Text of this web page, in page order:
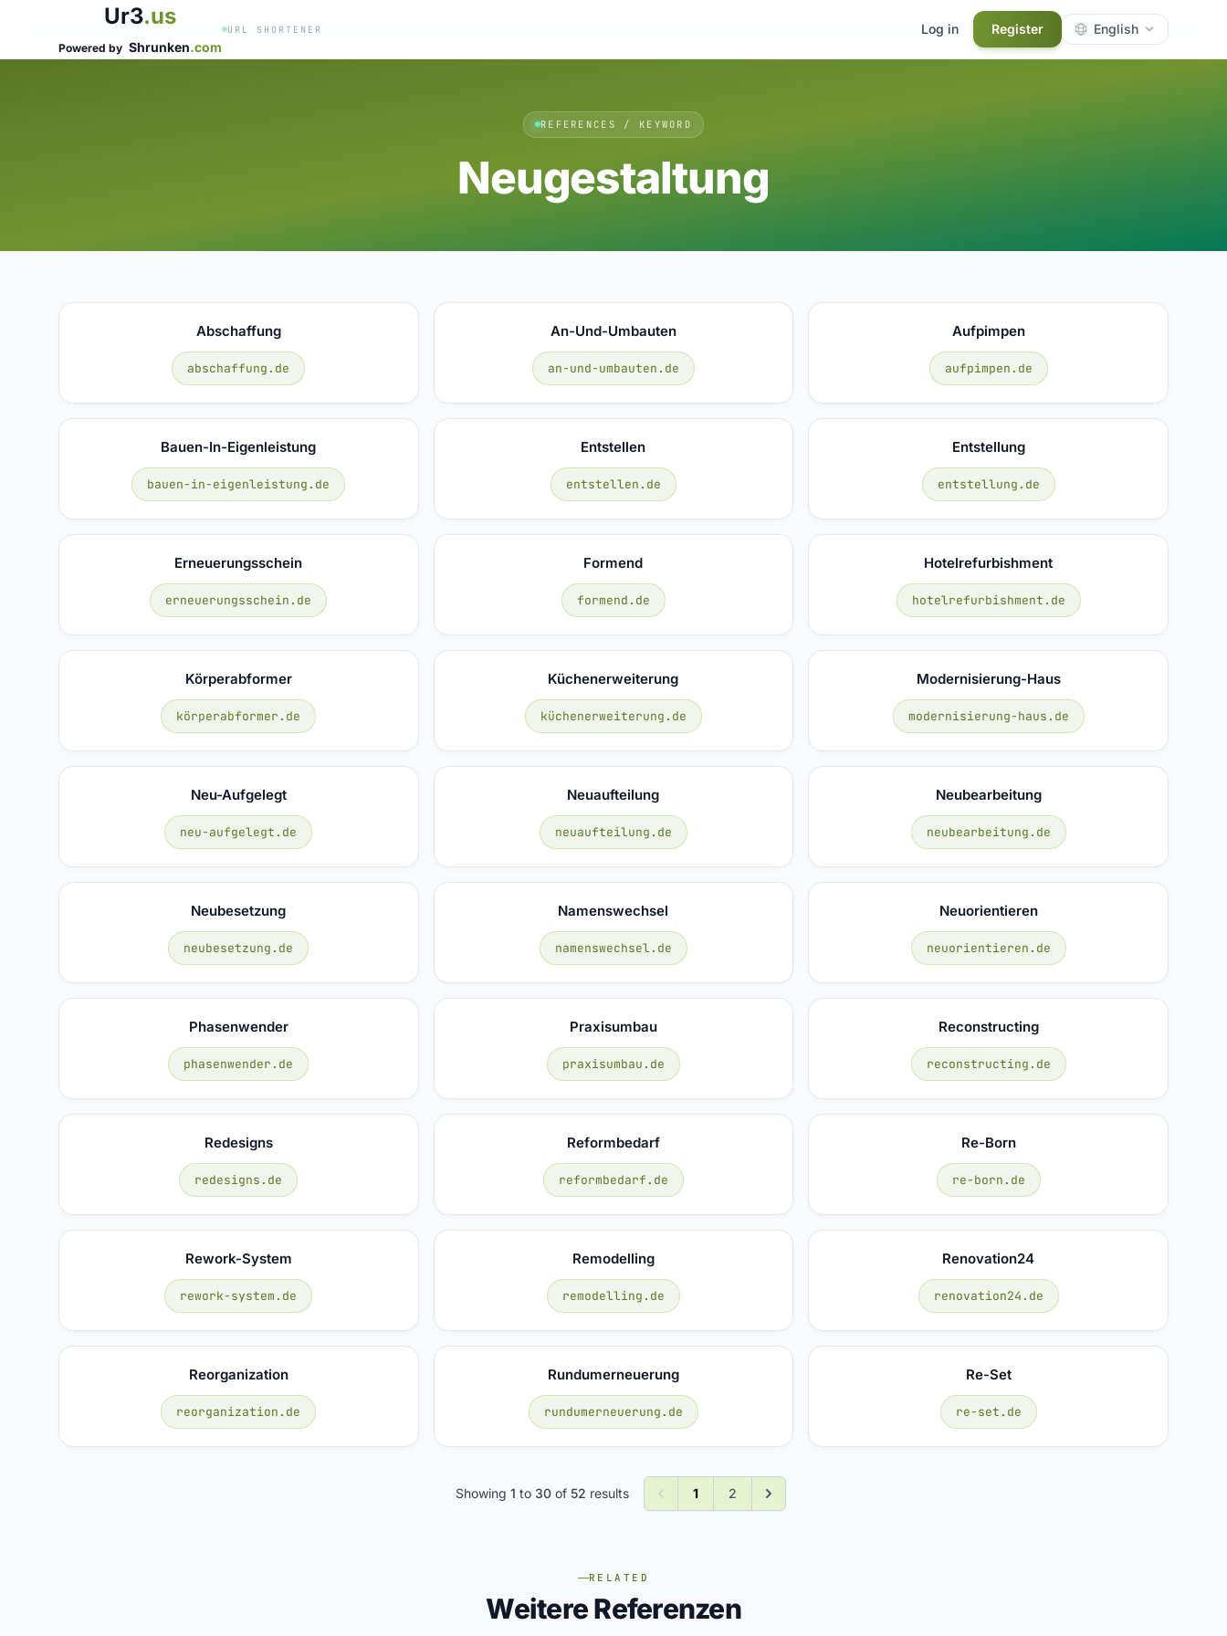
Ur3.us
Powered by Shrunken.com
URL SHORTENER Log in Register English
REFERENCES / KEYWORD
Neugestaltung
Abschaffung
abschaffung.de
An-Und-Umbauten
an-und-umbauten.de
Aufpimpen
aufpimpen.de
Bauen-In-Eigenleistung
bauen-in-eigenleistung.de
Entstellen
entstellen.de
Entstellung
entstellung.de
Erneuerungsschein
erneuerungsschein.de
Formend
formend.de
Hotelrefurbishment
hotelrefurbishment.de
Körperabformer
körperabformer.de
Küchenerweiterung
küchenerweiterung.de
Modernisierung-Haus
modernisierung-haus.de
Neu-Aufgelegt
neu-aufgelegt.de
Neuaufteilung
neuaufteilung.de
Neubearbeitung
neubearbeitung.de
Neubesetzung
neubesetzung.de
Namenswechsel
namenswechsel.de
Neuorientieren
neuorientieren.de
Phasenwender
phasenwender.de
Praxisumbau
praxisumbau.de
Reconstructing
reconstructing.de
Redesigns
redesigns.de
Reformbedarf
reformbedarf.de
Re-Born
re-born.de
Rework-System
rework-system.de
Remodelling
remodelling.de
Renovation24
renovation24.de
Reorganization
reorganization.de
Rundumerneuerung
rundumerneuerung.de
Re-Set
re-set.de
Showing 1 to 30 of 52 results 1 2
RELATED
Weitere Referenzen